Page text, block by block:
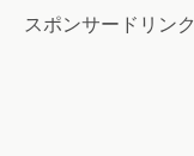
スポンサードリンク